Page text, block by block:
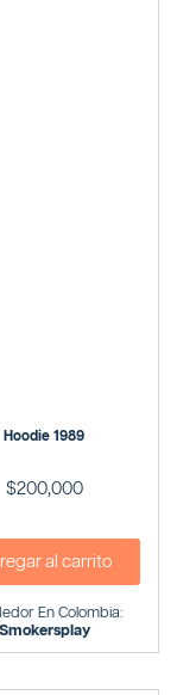
Hoodie 1989
$200,000
al carrito
En Colombia:
Smokersplay